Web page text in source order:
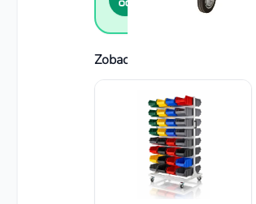
Regały
Zobacz również